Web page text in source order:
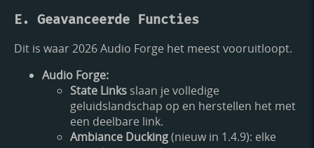
E. Geavanceerde Functies
Dit is waar 2026 Audio Forge het meest vooruitloopt.
Audio Forge:
State Links slaan je volledige
geluidslandschap op en herstellen het met
een deelbare link.
Ambiance Ducking(nieuw in 1.4.9): elke